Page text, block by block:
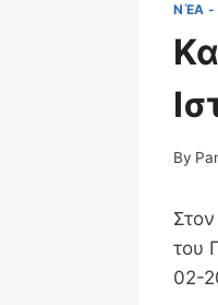
ΝΈΑ -
By
του
02-